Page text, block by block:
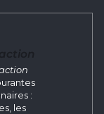
:
les